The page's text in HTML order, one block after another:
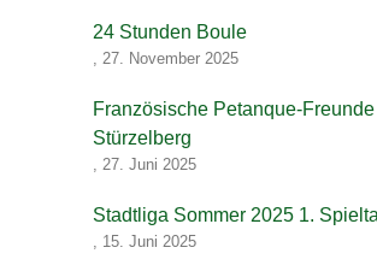
24 Stunden Boule
, 27. November 2025
Französische Petanque-
Stürzelberg
, 27. Juni 2025
Stadtliga Sommer 2025 1.
, 15. Juni 2025